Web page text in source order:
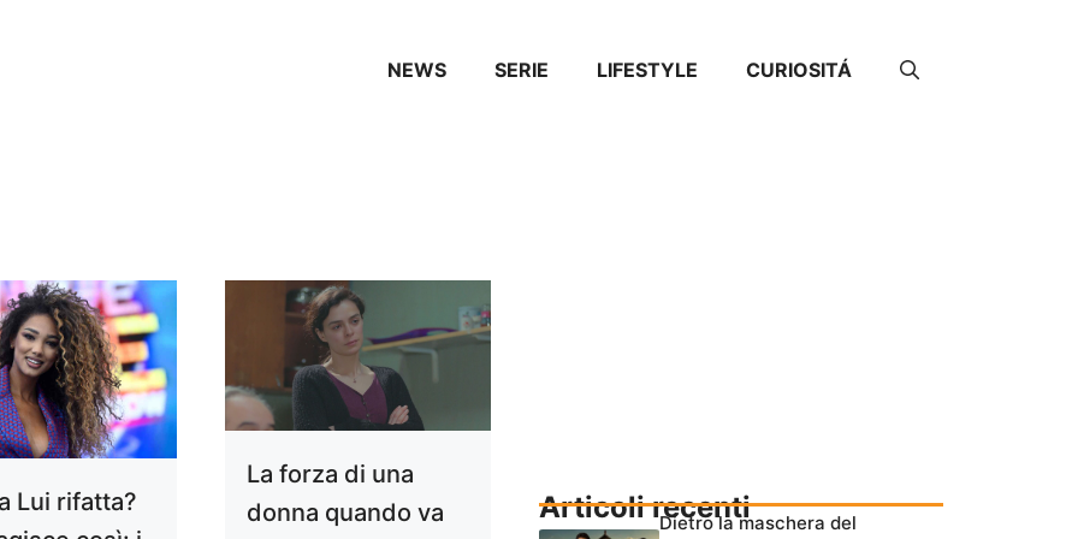
NEWS SERIE LIFESTYLE CURIOSITÁ
Lui rifatta?
La forza di una
donna quando va
Articoli recentiDietro la maschera del